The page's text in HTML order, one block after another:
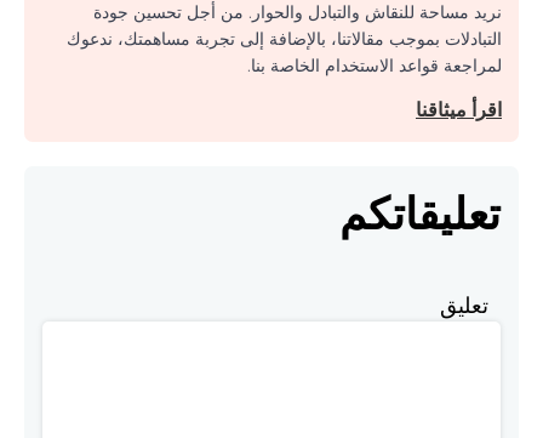
نريد مساحة للنقاش والتبادل والحوار. من أجل تحسين جودة
التبادلات بموجب مقالاتنا، بالإضافة إلى تجربة مساهمتك، ندعوك
لمراجعة قواعد الاستخدام الخاصة بنا.
اقرأ ميثاقنا
تعليقاتكم
تعليق